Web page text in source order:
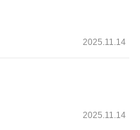
2025.11.14
2025.11.14